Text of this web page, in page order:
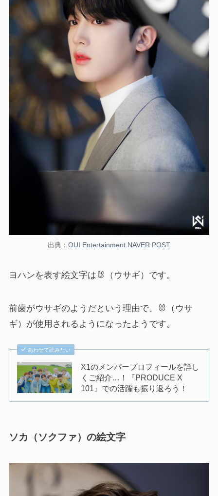
出典： OUI Entertainment NAVER POST
ヨハンを表す絵文字は🐰（ウサギ）です。
前歯がウサギのようだという理由で、
🐰（ウサ
ギ）が使用されるようになったようです。
あわせて読みたい
X1のメンバープロフィールを詳し
くご紹介…！『PRODUCE X
101』での活躍も振り返ろう！
ソカ（ソクファ）の絵文字